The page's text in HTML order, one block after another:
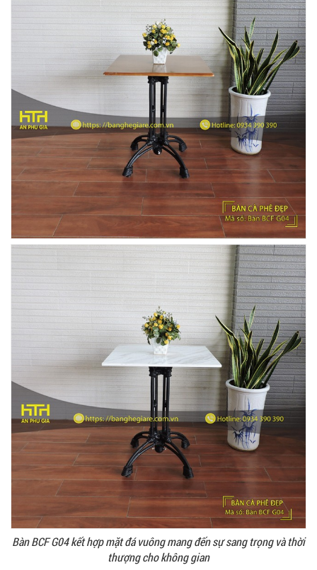
Bàn BCF G04 kết hợp mặt đá vuông mang đến sự sang trọng và thời
thượng cho không gian